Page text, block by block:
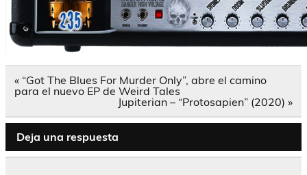
Navegación
de
entradas
« “Got The Blues For Murder Only”, abre el camino
para el nuevo EP de Weird Tales
Jupiterian – “Protosapien” (2020) »
Deja una respuesta